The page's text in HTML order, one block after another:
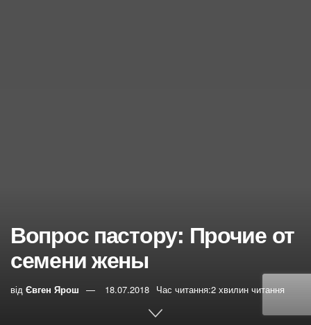
Вопрос пастору: Прочие от
семени жены
від Євген Ярош 18.07.2018 Час читання:2 хвилин читання